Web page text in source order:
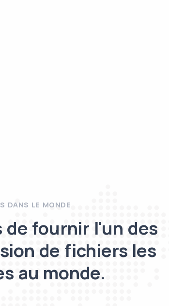
DANS LE MONDE
de fournir l'un des
de fichiers les
au monde.